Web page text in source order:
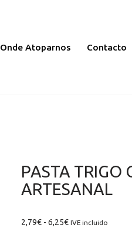
Onde Atoparnos Contacto
PASTA TRIGO
ARTESANAL
2,79€ - 6,25€ IVE incluido